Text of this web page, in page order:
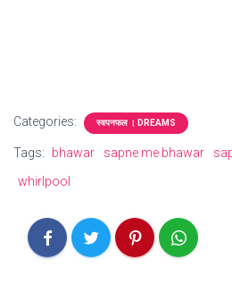
Categories: स्वपनफल । DREAMS
Tags: bhawar sapne me bhawar
whirlpool